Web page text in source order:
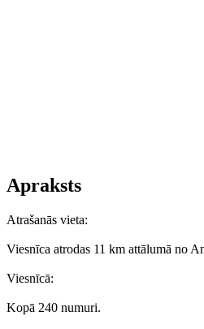
Apraksts
Atrašanās vieta:
Viesnīca atrodas 11 km attālumā no
Viesnīcā:
Kopā 240 numuri.